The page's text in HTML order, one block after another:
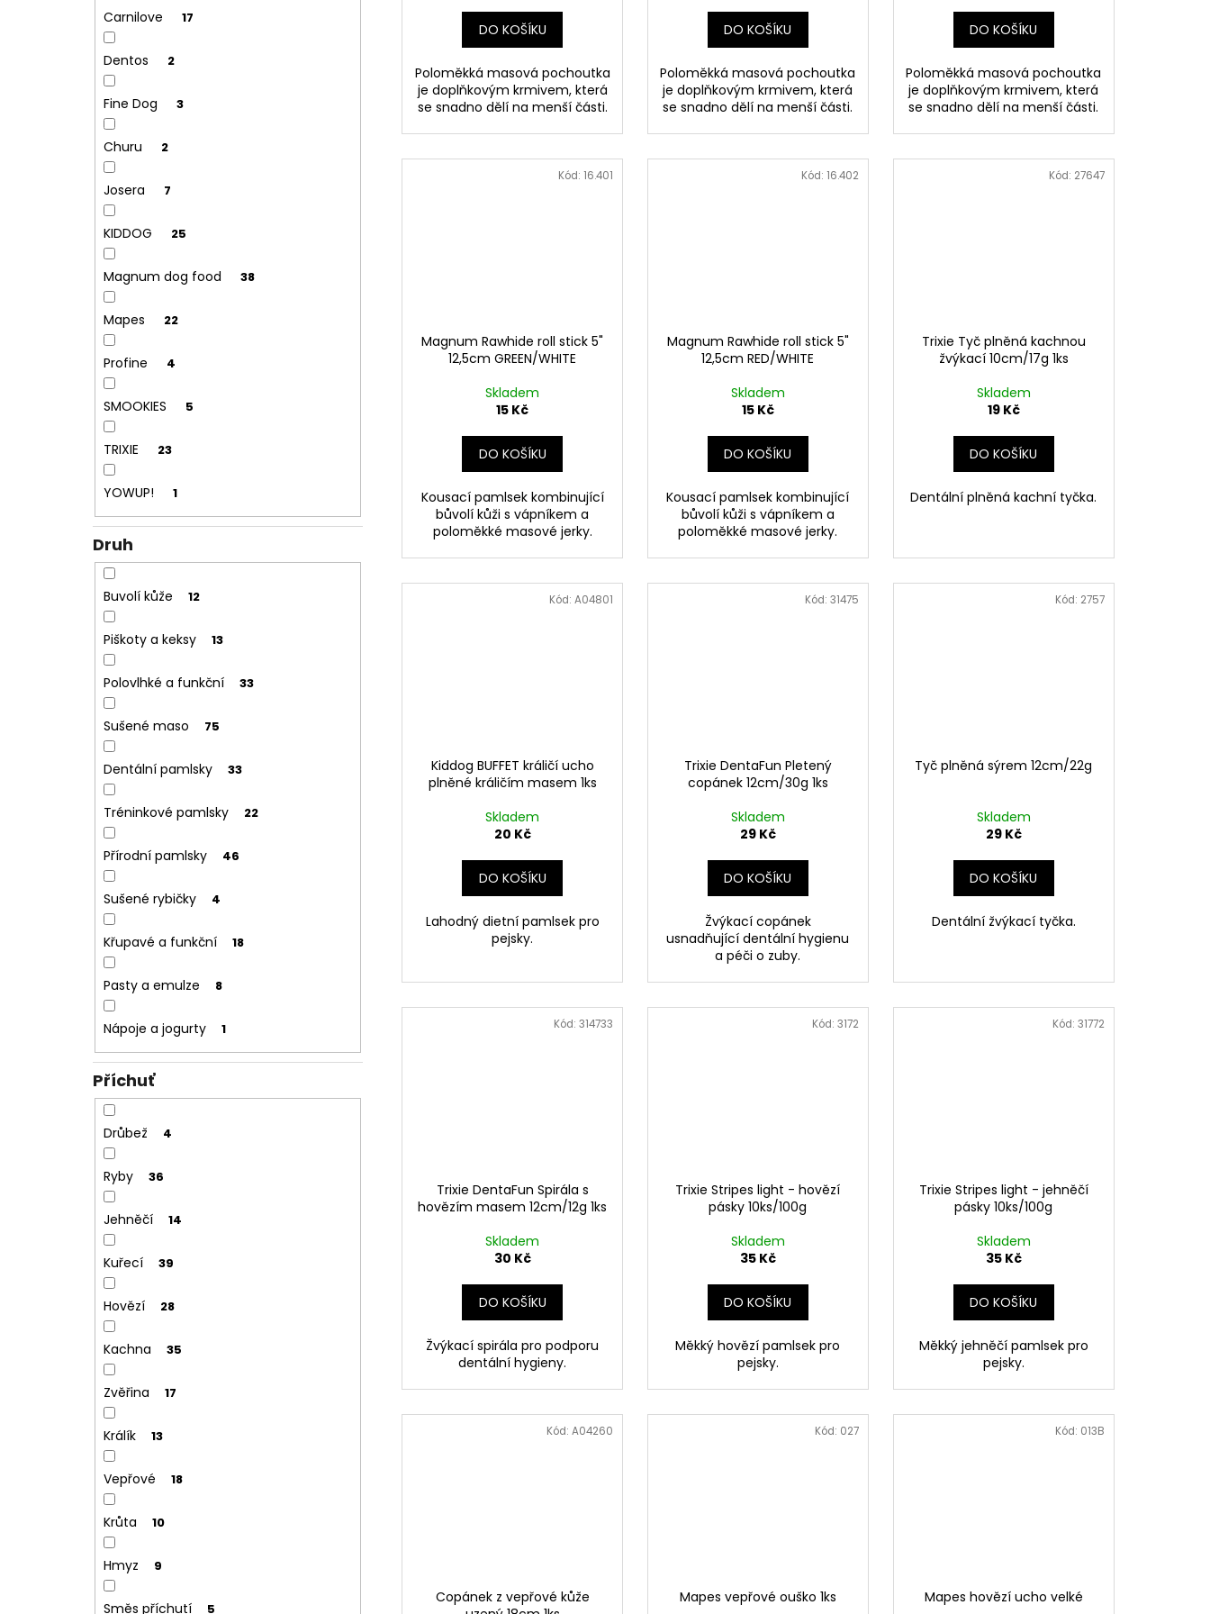
Carnilove 17
Dentos 2
Fine Dog 3
Churu 2
Josera 7
KIDDOG 25
Magnum dog food 38
Mapes 22
Profine 4
SMOOKIES 5
TRIXIE 23
YOWUP! 1
Druh
Buvolí kůže 12
Piškoty a keksy 13
Polovlhké a funkční 33
Sušené maso 75
Dentální pamlsky 33
Tréninkové pamlsky 22
Přírodní pamlsky 46
Sušené rybičky 4
Křupavé a funkční 18
Pasty a emulze 8
Nápoje a jogurty 1
Příchuť
Drůbež 4
Ryby 36
Jehněčí 14
Kuřecí 39
Hovězí 28
Kachna 35
Zvěřina 17
Králík 13
Vepřové 18
Krůta 10
Hmyz 9
Směs příchutí 5
DO KOŠÍKU
Poloměkká masová pochoutka
je doplňkovým krmivem, která
se snadno dělí na menší části.
DO KOŠÍKU
Poloměkká masová pochoutka
je doplňkovým krmivem, která
se snadno dělí na menší části.
DO KOŠÍKU
Poloměkká masová pochoutka
je doplňkovým krmivem, která
se snadno dělí na menší části.
Magnum Rawhide roll stick 5"
12,5cm GREEN/WHITE
Skladem
15 Kč
DO KOŠÍKU
Kousací pamlsek kombinující
bůvolí kůži s vápníkem a
poloměkké masové jerky.
Kód:16.401
Magnum Rawhide roll stick 5"
12,5cm RED/WHITE
Skladem
15 Kč
DO KOŠÍKU
Kousací pamlsek kombinující
bůvolí kůži s vápníkem a
poloměkké masové jerky.
Kód: 16.402
Trixie Tyč plněná kachnou
žvýkací 10cm/17g 1ks
Skladem
19 Kč
DO KOŠÍKU
Dentální plněná kachní tyčka.
Kód: 27647
Kiddog BUFFET králičí ucho
plněné králičím masem 1ks
Skladem
20 Kč
DO KOŠÍKU
Lahodný dietní pamlsek pro
pejsky.
Kód:A04801
Trixie DentaFun Pletený
copánek 12cm/30g 1ks
Skladem
29 Kč
DO KOŠÍKU
Žvýkací copánek
usnadňující dentální hygienu
a péči o zuby.
Kód: 31475
Tyč plněná sýrem 12cm/22g
Skladem
29 Kč
DO KOŠÍKU
Dentální žvýkací tyčka.
Kód: 2757
Trixie DentaFun Spirála s
hovězím masem 12cm/12g 1ks
Skladem
30 Kč
DO KOŠÍKU
Žvýkací spirála pro podporu
dentální hygieny.
Kód:314733
Trixie Stripes light - hovězí
pásky 10ks/100g
Skladem
35 Kč
DO KOŠÍKU
Měkký hovězí pamlsek pro
pejsky.
Kód: 3172
Trixie Stripes light - jehněčí
pásky 10ks/100g
Skladem
35 Kč
DO KOŠÍKU
Měkký jehněčí pamlsek pro
pejsky.
Kód: 31772
Copánek z vepřové kůže
Kód:A04260
Mapes vepřové ouško 1ks
Kód: 027
Mapes hovězí ucho velké
Kód: 013B